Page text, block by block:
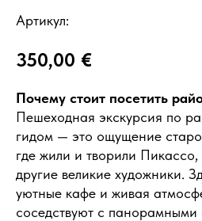
Артикул:
350,00 €
Почему стоит посетить
Пешеходная экскурсия по
гидом — это ощущение
где жили и творили
другие великие художники.
уютные кафе и живая
соседствуют с